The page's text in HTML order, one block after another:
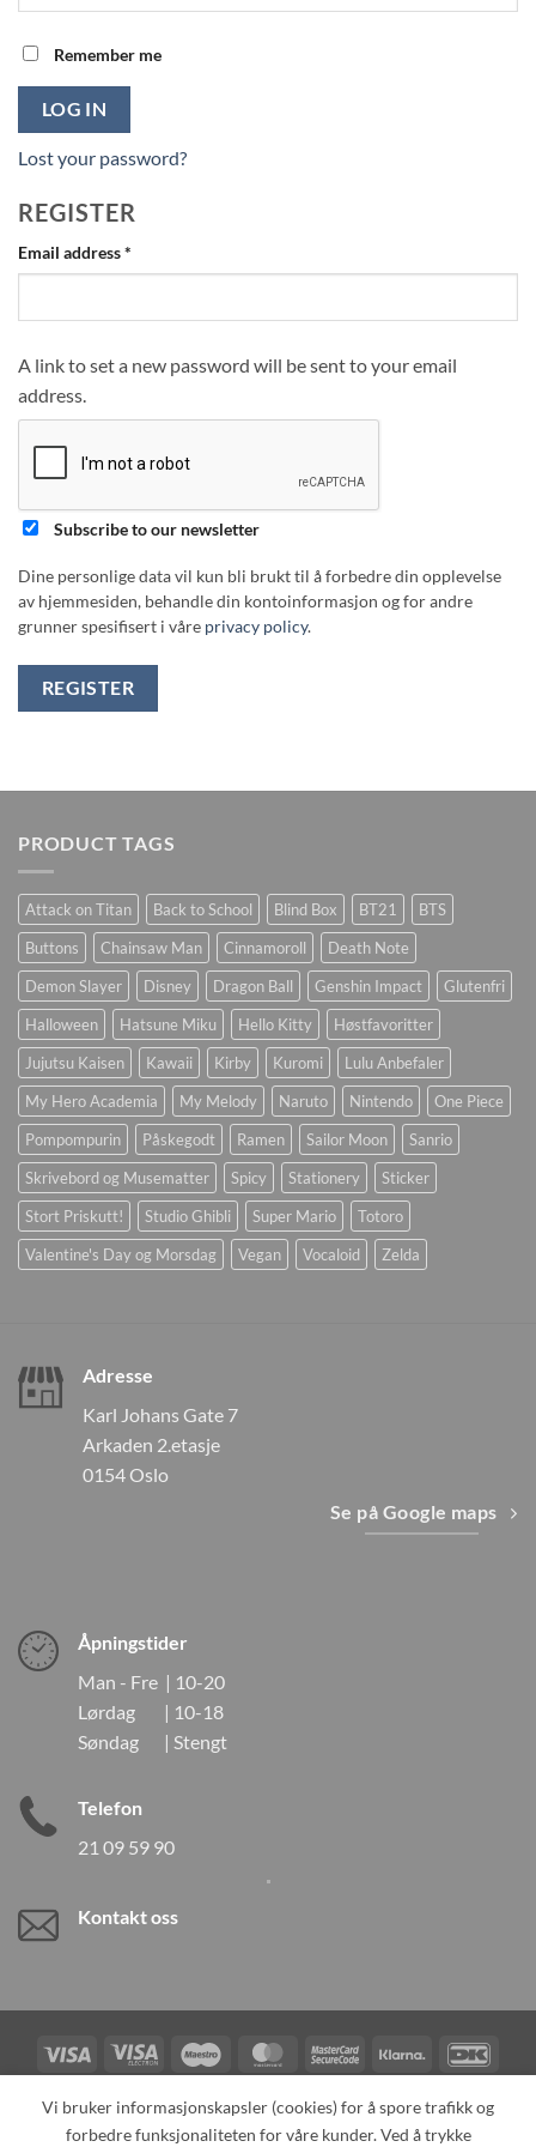
Remember me
LOG IN
Lost your password?
REGISTER
Email address*
A link to set a new password will be sent to your email
address.
Subscribe to our newsletter
Dine personlige data vil kun bli brukt til å forbedre din opplevelse
av hjemmesiden, behandle din kontoinformasjon og for andre
grunner spesifisert i våre privacy policy.
REGISTER
PRODUCT TAGS
Attack on Titan Back to School Blind Box BT21
BTS
Buttons
Chainsaw Man Cinnamoroll
Death Note
Demon Slayer
Disney Dragon Ball Genshin Impact
Glutenfri
Halloween
Hatsune Miku Hello Kitty
Høstfavoritter
Jujutsu Kaisen
Kawaii Kirby Kuromi
Lulu Anbefaler
My Hero Academia
My Melody Naruto Nintendo
One Piece
Pompompurin
Påskegodt Ramen Sailor Moon
Sanrio
Skrivebord og Musematter
Spicy Stationery
Sticker
Stort Priskutt!
Studio Ghibli Super Mario
Totoro
Valentine's Day og Morsdag
Vegan Vocaloid Zelda
Adresse
Karl Johans Gate 7
Arkaden 2.etasje
0154 Oslo
Se på Google maps
Åpningstider
Man - Fre | 10-20
Lørdag | 10-18
Søndag | Stengt
Telefon
21 09 59 90
Kontakt oss
Visa
Visa
Electron
Maestro MasterCardMasterCard
2
Klarna
Card
TILBAKEKALLINGER KONTAKT OSS OM OSS
Vi bruker informasjonskapsler (cookies) for å spore trafikk og
forbedre funksjonaliteten for våre kunder. Ved å trykke